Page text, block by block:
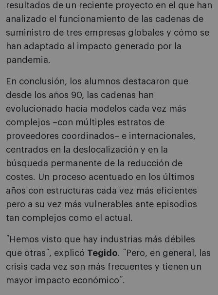
resultados de un reciente proyecto en el que han
analizado el funcionamiento de las cadenas de
suministro de tres empresas globales y cómo se
han adaptado al impacto generado por la
pandemia.
En conclusión, los alumnos destacaron que
desde los años 90, las cadenas han
evolucionado hacia modelos cada vez más
complejos –con múltiples estratos de
proveedores coordinados– e internacionales,
centrados en la deslocalización y en la
búsqueda permanente de la reducción de
costes. Un proceso acentuado en los últimos
años con estructuras cada vez más eficientes
pero a su vez más vulnerables ante episodios
tan complejos como el actual.
˝Hemos visto que hay industrias más débiles
que otras˝, explicó Tegido. ˝Pero, en general, las
crisis cada vez son más frecuentes y tienen un
mayor impacto económico˝.